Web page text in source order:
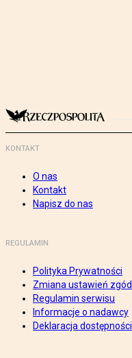
KONTAKT
O nas
Kontakt
Napisz do nas
REGULAMIN
Polityka Prywatności
Zmiana ustawień zgód
Regulamin serwisu
Informacje o nadawcy
Deklaracja dostępności